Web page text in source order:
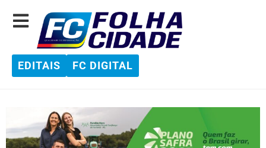
EDITAIS FC DIGITAL